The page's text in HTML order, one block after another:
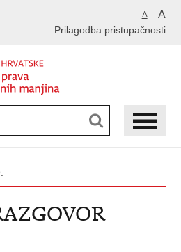
A A
Prilagodba pristupačnosti